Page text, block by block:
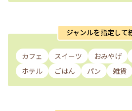
ジャンルを指定して
カフェ スイーツ おみやげ
ホテル
ごはん パン 雑貨